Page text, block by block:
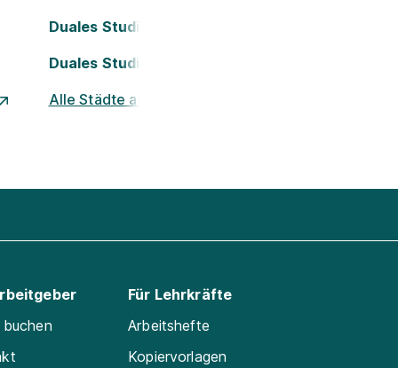
Duales Studium Köln
Duales Studium Nürnberg
Alle Städte ansehen
Für Lehrkräfte
Arbeitshefte
Kopiervorlagen